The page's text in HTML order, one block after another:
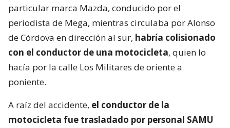
particular marca Mazda, conducido por el
periodista de Mega, mientras circulaba por Alonso
de Córdova en dirección al sur, habría colisionado
con el conductor de una motocicleta, quien lo
hacía por la calle Los Militares de oriente a
poniente.
A raíz del accidente, el conductor de la
motocicleta fue trasladado por personal SAMU